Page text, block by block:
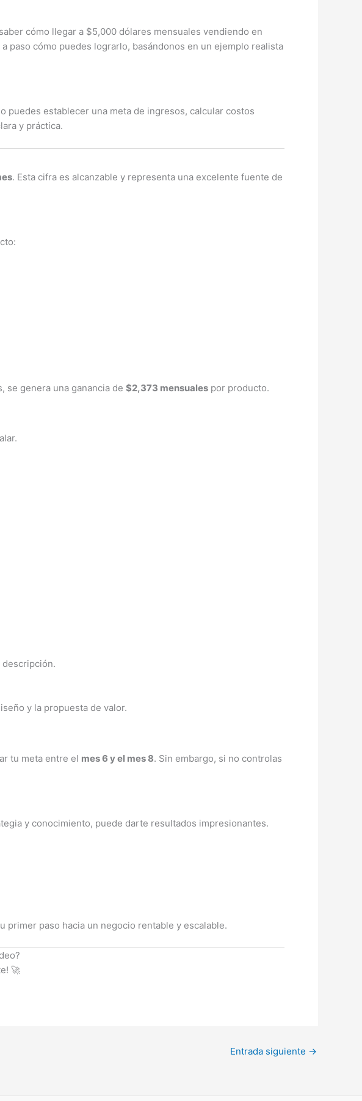
cómo llegar a $5,000 dólares mensuales vendiendo en
paso cómo puedes lograrlo, basándonos en un ejemplo realista
puedes establecer una meta de ingresos, calcular costos
y práctica.
. Esta cifra es alcanzable y representa una excelente fuente de
se genera una ganancia de $2,373 mensuales por producto.
y la propuesta de valor.
tu meta entre el mes 6 y el mes 8. Sin embargo, si no controlas
y conocimiento, puede darte resultados impresionantes.
primer paso hacia un negocio rentable y escalable.
🚀
Entrada siguiente →